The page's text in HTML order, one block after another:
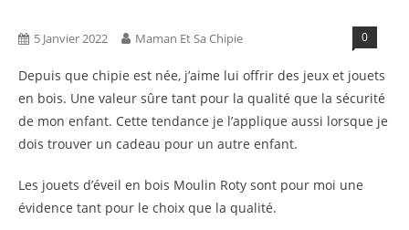
5 Janvier 2022 Maman Et Sa Chipie 0
Depuis que chipie est née, j’aime lui offrir des jeux et jouets
en bois. Une valeur sûre tant pour la qualité que la sécurité
de mon enfant. Cette tendance je l’applique aussi lorsque je
dois trouver un cadeau pour un autre enfant.
Les jouets d’éveil en bois Moulin Roty sont pour moi une
évidence tant pour le choix que la qualité.